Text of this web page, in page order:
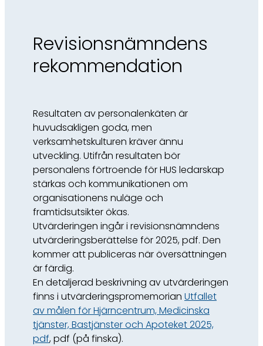
Revisionsnämndens
rekommendation
Resultaten av personalenkäten är
huvudsakligen goda, men
verksamhetskulturen kräver ännu
utveckling. Utifrån resultaten bör
personalens förtroende för HUS ledarskap
stärkas och kommunikationen om
organisationens nuläge och
framtidsutsikter ökas.
Utvärderingen ingår i revisionsnämndens
utvärderingsberättelse för 2025, pdf. Den
kommer att publiceras när översättningen
är färdig.
En detaljerad beskrivning av utvärderingen
finns i utvärderingspromemorian Utfallet
av målen för Hjärncentrum, Medicinska
tjänster, Bastjänster och Apoteket 2025,
pdf, pdf (på finska).